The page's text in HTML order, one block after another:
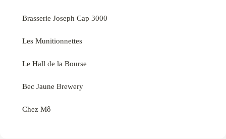
Brasserie Joseph Cap 3000
Les Munitionnettes
Le Hall de la Bourse
Bec Jaune Brewery
Chez Mô